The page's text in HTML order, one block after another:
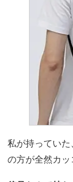
私が持ってい
の方が全然カッ